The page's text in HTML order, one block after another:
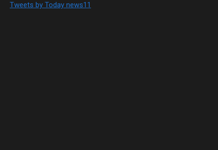
Tweets by Today news11